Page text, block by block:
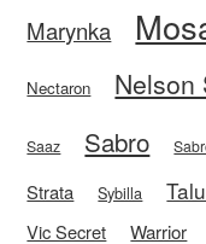
Marynka
Nectaron Nelson
Saaz Sabro
Strata Sybilla
Vic Secret Warrior